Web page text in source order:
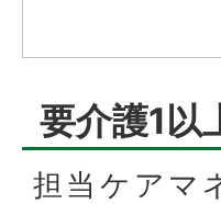
要介護1以
担当ケアマ